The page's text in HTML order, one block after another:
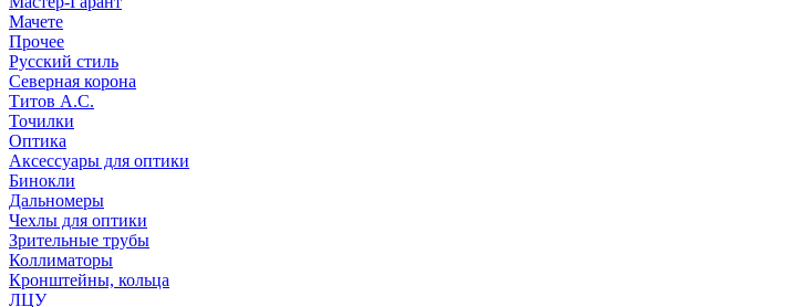
Мачете
Прочее
Русский стиль
Северная корона
Титов А.С.
Точилки
Оптика
Аксессуары для оптики
Бинокли
Дальномеры
Чехлы для оптики
Зрительные трубы
Коллиматоры
Кронштейны, кольца
ЛЦУ